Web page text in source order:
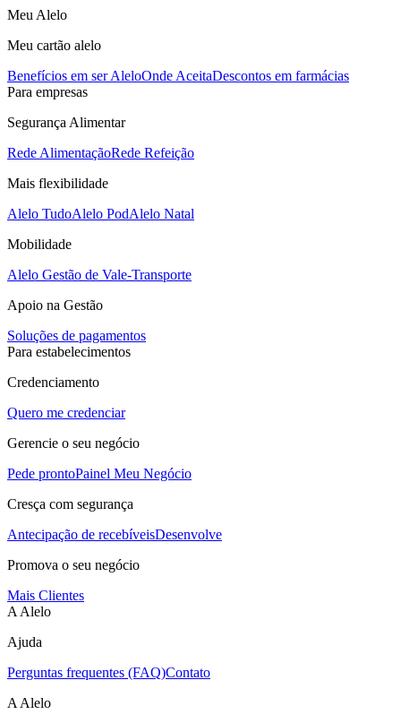
Meu Alelo
Meu cartão alelo
Benefícios em ser AleloOnde AceitaDescontos em farmácias
Para empresas
Segurança Alimentar
Rede AlimentaçãoRede Refeição
Mais flexibilidade
Alelo TudoAlelo PodAlelo Natal
Mobilidade
Alelo Gestão de Vale-Transporte
Apoio na Gestão
Soluções de pagamentos
Para estabelecimentos
Credenciamento
Quero me credenciar
Gerencie o seu negócio
Pede prontoPainel Meu Negócio
Cresça com segurança
Antecipação de recebíveisDesenvolve
Promova o seu negócio
Mais Clientes
A Alelo
Ajuda
Perguntas frequentes (FAQ)Contato
A Alelo